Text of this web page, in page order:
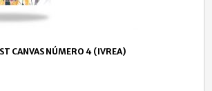
CANVAS NÚMERO 4 (IVREA)